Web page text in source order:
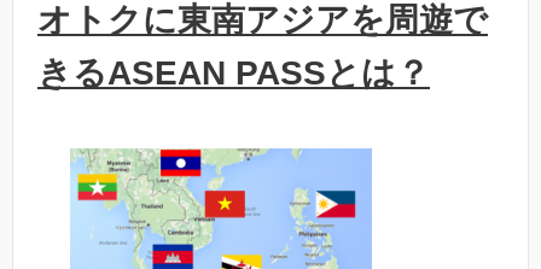
オトクに東南アジアを周遊で
きるASEAN PASSとは？